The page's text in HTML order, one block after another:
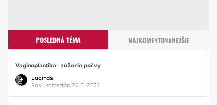
POSLEDNÁ TÉMA NAJKOMENTOVANEJŠIE
Vaginoplastika- zúženie pošvy
Lucinda
Posl. komentár: 27. 6. 2021